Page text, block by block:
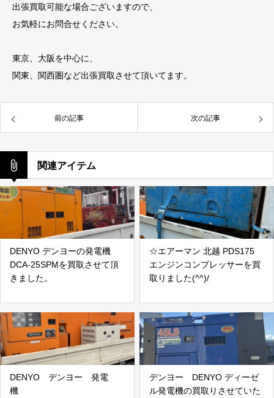
出張買取可能な場合ございますので、
お気軽にお問合せください。
東京、大阪を中心に、
関東、関西圏など出張買取させて頂いてます。
前の記事 次の記事
関連アイテム
DENYO デンヨーの発電機
DCA-25SPMを買取させて頂
きました。
☆エアーマン 北越 PDS175
エンジンコンプレッサーを買
取りました(^^)/
DENYO デンヨー 発電
機
デンヨー DENYO ディーゼ
ル発電機の買取りさせていた